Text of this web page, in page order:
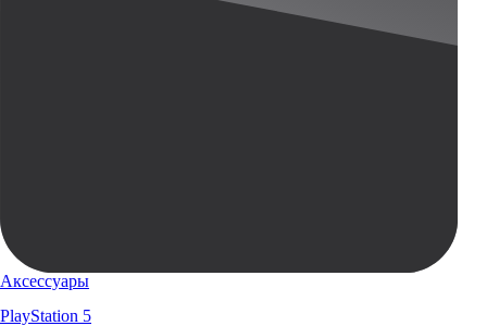
Аксессуары
PlayStation 5